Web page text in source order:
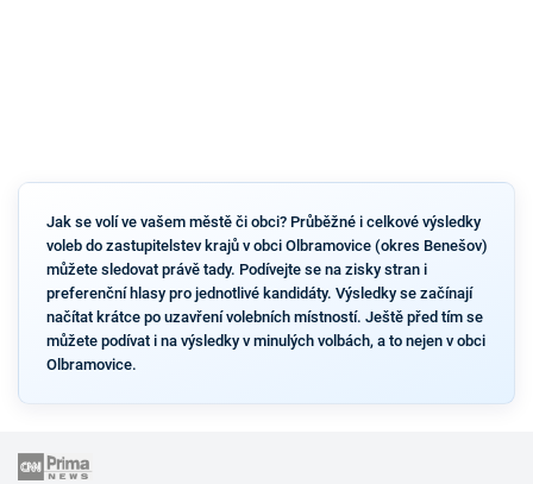
Jak se volí ve vašem městě či obci? Průběžné i celkové výsledky
voleb do zastupitelstev krajů v obci Olbramovice (okres Benešov)
můžete sledovat právě tady. Podívejte se na zisky stran i
preferenční hlasy pro jednotlivé kandidáty. Výsledky se začínají
načítat krátce po uzavření volebních místností. Ještě před tím se
můžete podívat i na výsledky v minulých volbách, a to nejen v obci
Olbramovice.